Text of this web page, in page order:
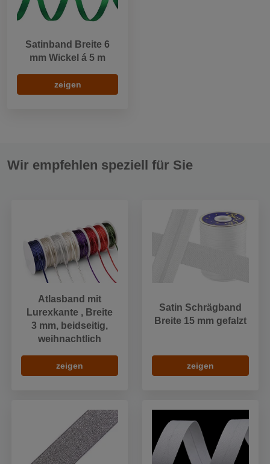
Satinband Breite 6
mm Wickel á 5 m
zeigen
Wir empfehlen speziell für Sie
Atlasband mit
Lurexkante , Breite
3 mm, beidseitig,
weihnachtlich
zeigen
Satin Schrägband
Breite 15 mm gefalzt
zeigen